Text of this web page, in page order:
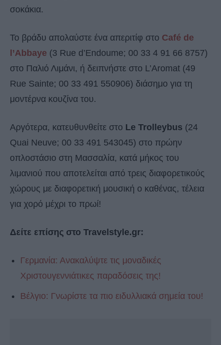
σοκάκια.
Το βράδυ απολαύστε ένα απεριτίφ στο Café de
l’Abbaye (3 Rue d’Endoume; 00 33 4 91 66 8757)
στο Παλιό Λιμάνι, ή δειπνήστε στο L’Aromat (49
Rue Sainte; 00 33 491 550906) διάσημο για τη
μοντέρνα κουζίνα του.
Αργότερα, κατευθυνθείτε στο Le Trolleybus (24
Quai Neuve; 00 33 491 543045) στο πρώην
οπλοστάσιο στη Μασσαλία, κατά μήκος του
λιμανιού που αποτελείται από τρεις διαφορετικούς
χώρους με διαφορετική μουσική ο καθένας, τέλεια
για χορό μέχρι το πρωί!
Δείτε επίσης στο Travelstyle.gr:
Γερμανία: Ανακαλύψτε τις μοναδικές
Χριστουγεννιάτικες παραδόσεις της!
Βέλγιο: Γνωρίστε τα πιο ειδυλλιακά σημεία του!